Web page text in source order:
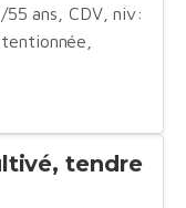
ans, CDV, niv:
tendre